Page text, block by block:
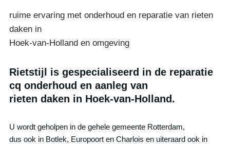
ruime ervaring met onderhoud en reparatie van rieten
daken in
Hoek-van-Holland en omgeving
Rietstijl is gespecialiseerd in de reparatie
cq onderhoud en aanleg van
rieten daken in Hoek-van-Holland.
U wordt geholpen in de gehele gemeente Rotterdam,
dus ook in Botlek, Europoort en Charlois en uiteraard ook in